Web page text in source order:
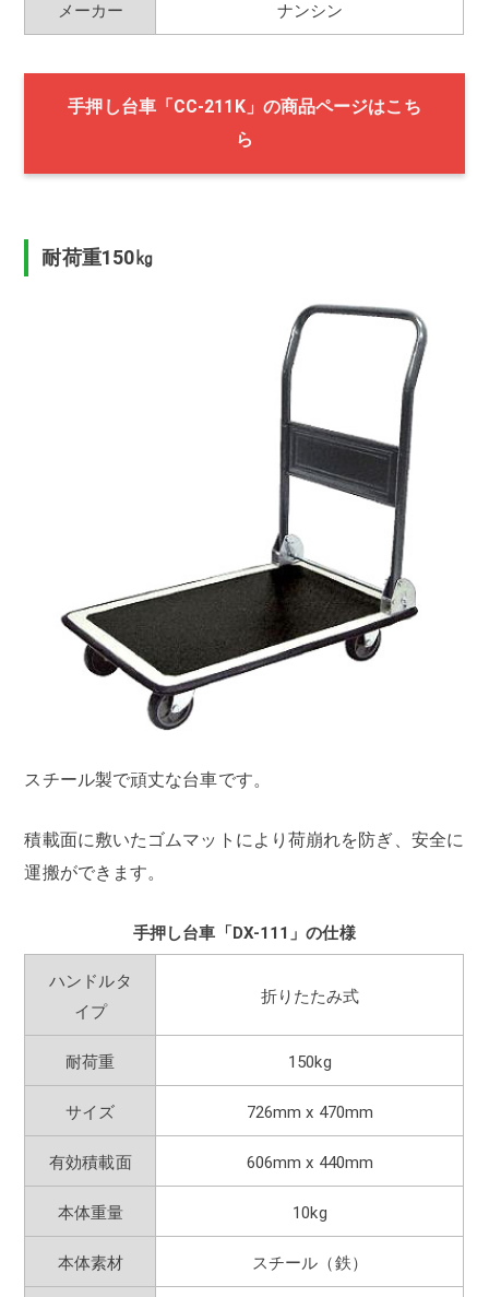
メーカー ナンシン
手押し台車「CC-211K」の商品ページはこち
ら
耐荷重150㎏
スチール製で頑丈な台車です。
積載面に敷いたゴムマットにより荷崩れを防ぎ、安全に
運搬ができます。
手押し台車「DX-111」の仕様
ハンドルタ
イプ
折りたたみ式
耐荷重 150kg
サイズ 726mm x 470mm
有効積載面 606mm x 440mm
本体重量 10kg
本体素材 スチール（鉄）